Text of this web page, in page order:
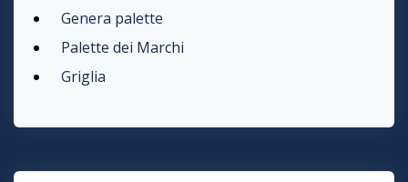
Genera palette
Palette dei Marchi
Griglia